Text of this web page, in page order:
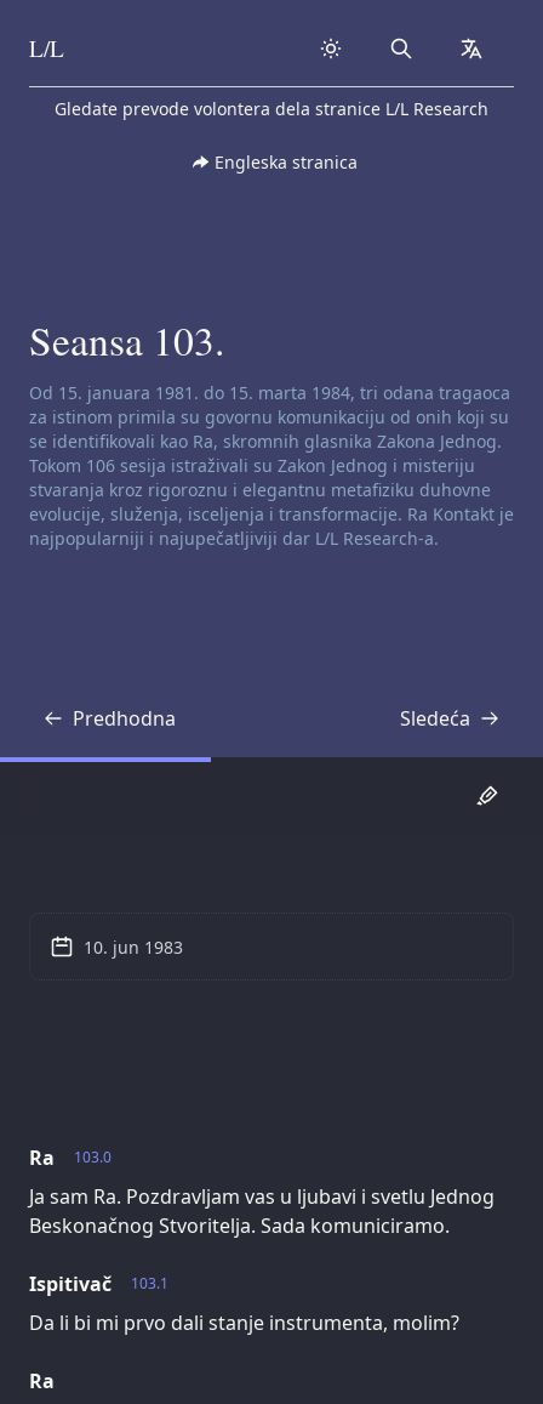
Skip to content
L/L Search
Gledate prevode volontera dela stranice L/L Research
Engleska stranica
Seansa 103.
Odricanje od odgovornosti za kanaliziranje:
Od 15. januara 1981. do 15. marta 1984, tri odana tragaoca
za istinom primila su govornu komunikaciju od onih koji su
se identifikovali kao Ra, skromnih glasnika Zakona Jednog.
Tokom 106 sesija istraživali su Zakon Jednog i misteriju
stvaranja kroz rigoroznu i elegantnu metafiziku duhovne
evolucije, služenja, isceljenja i transformacije. Ra Kontakt je
najpopularniji i najupečatljiviji dar L/L Research-a.
Predhodna
Transkripcija Sledeća
Transkripcija
103.0
Ra
Ja sam Ra. Pozdravljam vas u ljubavi i svetlu Jednog
Beskonačnog Stvoritelja. Sada komuniciramo.
103.1
Ispitivač
Da li bi mi prvo dali stanje instrumenta, molim?
Ra
10. jun 1983